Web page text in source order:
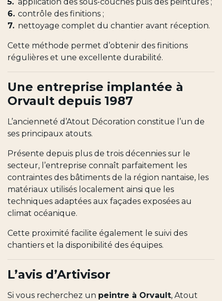
contrôle des finitions ;
nettoyage complet du chantier avant réception.
Cette méthode permet d’obtenir des finitions
régulières et une excellente durabilité.
Une entreprise implantée à
Orvault depuis 1987
L’ancienneté d’Atout Décoration constitue l’un de
ses principaux atouts.
Présente depuis plus de trois décennies sur le
secteur, l’entreprise connaît parfaitement les
contraintes des bâtiments de la région nantaise, les
matériaux utilisés localement ainsi que les
techniques adaptées aux façades exposées au
climat océanique.
Cette proximité facilite également le suivi des
chantiers et la disponibilité des équipes.
L’avis d’Artivisor
Si vous recherchez un peintre à Orvault, Atout